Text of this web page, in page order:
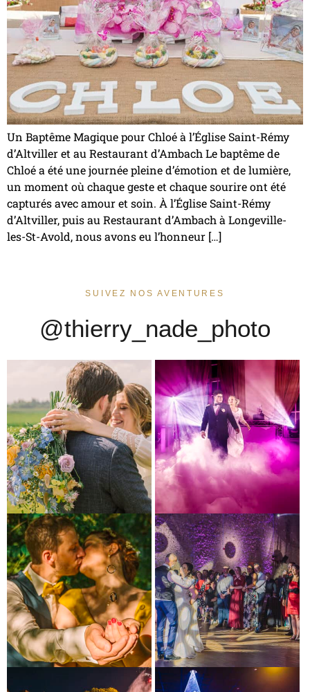
Un Baptême Magique pour Chloé à l’Église Saint-Rémy
d’Altviller et au Restaurant d’Ambach Le baptême de
Chloé a été une journée pleine d’émotion et de lumière,
un moment où chaque geste et chaque sourire ont été
capturés avec amour et soin. À l’Église Saint-Rémy
d’Altviller, puis au Restaurant d’Ambach à Longeville-
les-St-Avold, nous avons eu l’honneur […]
SUIVEZ NOS AVENTURES
@thierry_nade_photo